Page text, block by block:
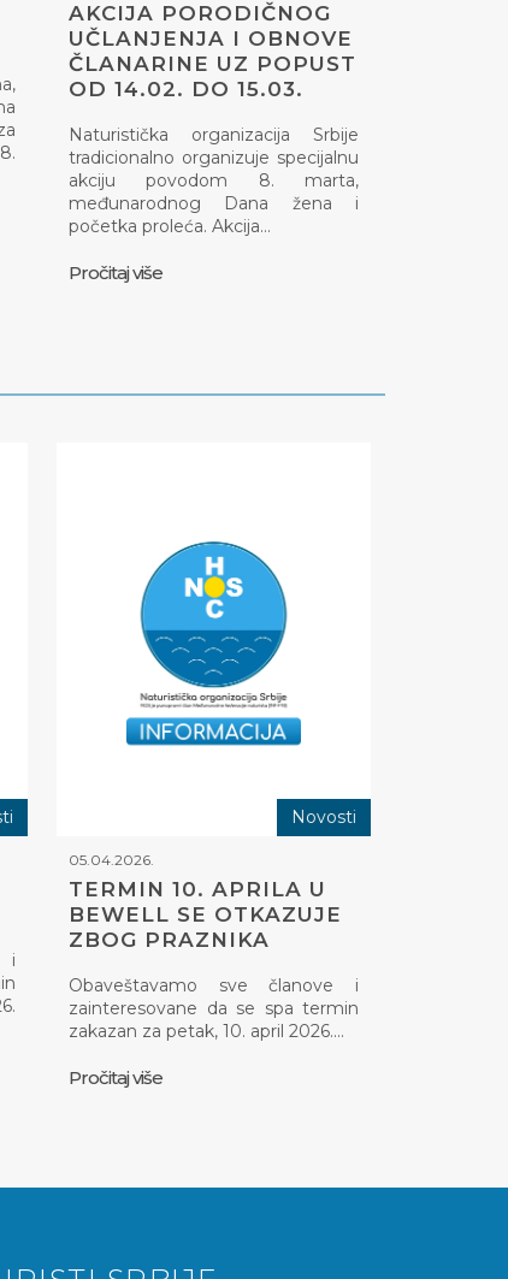
AKCIJA PORODIČNOG
UČLANJENJA I OBNOVE
ČLANARINE UZ POPUST
OD 14.02. DO 15.03.
Naturistička organizacija Srbije
tradicionalno organizuje specijalnu
akciju povodom 8. marta,
međunarodnog Dana žena i
početka proleća. Akcija…
Pročitaj više
i
Novosti
05.04.2026.
TERMIN 10. APRILA U
BEWELL SE OTKAZUJE
ZBOG PRAZNIKA
Obaveštavamo sve članove i
zainteresovane da se spa termin
zakazan za petak, 10. april 2026.…
Pročitaj više